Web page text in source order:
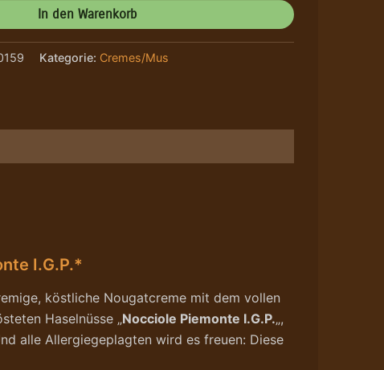
In den Warenkorb
Kategorie: Cremes/Mus
I.G.P.*
köstliche Nougatcreme mit dem vollen
Haselnüsse „Nocciole Piemonte I.G.P.„,
alle Allergiegeplagten wird es freuen: Diese